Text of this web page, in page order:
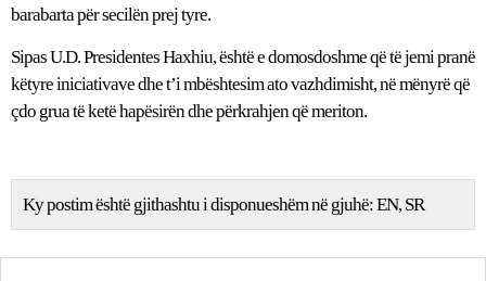
barabarta për secilën prej tyre.
Sipas U.D. Presidentes Haxhiu, është e domosdoshme që të jemi pranë
këtyre iniciativave dhe t’i mbështesim ato vazhdimisht, në mënyrë që
çdo grua të ketë hapësirën dhe përkrahjen që meriton.
Ky postim është gjithashtu i disponueshëm në gjuhë:EN SR